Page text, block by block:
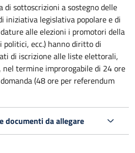
di sottoscrizioni a sostegno delle
iniziativa legislativa popolare e di
alle elezioni i promotori della
politici, ecc.) hanno diritto di
di iscrizione alle liste elettorali,
termine improrogabile di 24 ore
(48 ore per referendum
documenti da allegare